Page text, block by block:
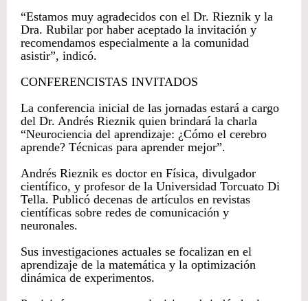
“Estamos muy agradecidos con el Dr. Rieznik y la
Dra. Rubilar por haber aceptado la invitación y
recomendamos especialmente a la comunidad
asistir”, indicó.
CONFERENCISTAS INVITADOS
La conferencia inicial de las jornadas estará a cargo
del Dr. Andrés Rieznik quien brindará la charla
“Neurociencia del aprendizaje: ¿Cómo el cerebro
aprende? Técnicas para aprender mejor”.
Andrés Rieznik es doctor en Física, divulgador
científico, y profesor de la Universidad Torcuato Di
Tella. Publicó decenas de artículos en revistas
científicas sobre redes de comunicación y
neuronales.
Sus investigaciones actuales se focalizan en el
aprendizaje de la matemática y la optimización
dinámica de experimentos.